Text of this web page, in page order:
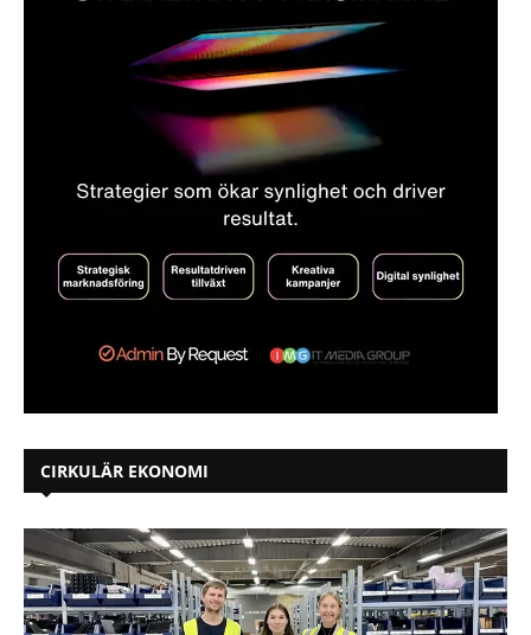
CIRKULÄR EKONOMI